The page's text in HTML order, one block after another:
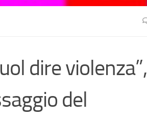
dire violenza”,
del